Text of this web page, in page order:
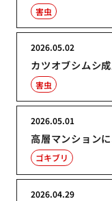
害虫
カツオブシムシ
2026.05.02
害虫
高層マンション
2026.05.01
ゴキブリ
2026.04.29